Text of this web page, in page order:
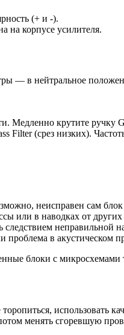
(+ и -).
на корпусе усилителя.
— в нейтральное
Медленно крутите ручку
Filter (срез низких).
неисправен сам
или в наводках от других
неправильной
в акустическом
блоки с микросхемами
использовать
менять сгоревшую